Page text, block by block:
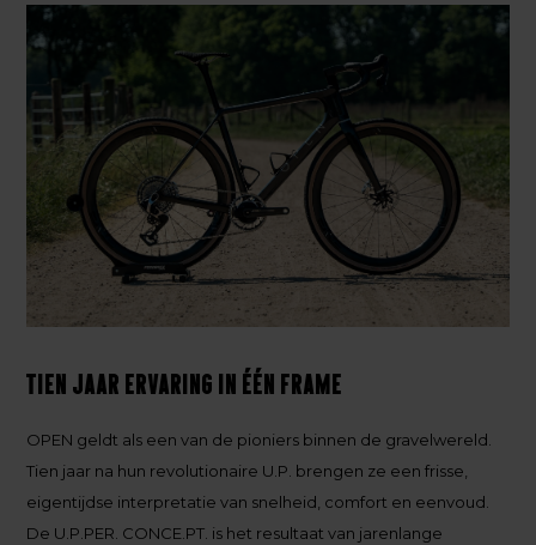
Tien jaar ervaring in één frame
OPEN geldt als een van de pioniers binnen de gravelwereld.
Tien jaar na hun revolutionaire U.P. brengen ze een frisse,
eigentijdse interpretatie van snelheid, comfort en eenvoud.
De U.P.PER. CONCE.PT. is het resultaat van jarenlange